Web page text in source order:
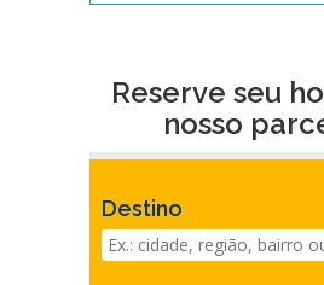
Reserve seu
nosso
Destino